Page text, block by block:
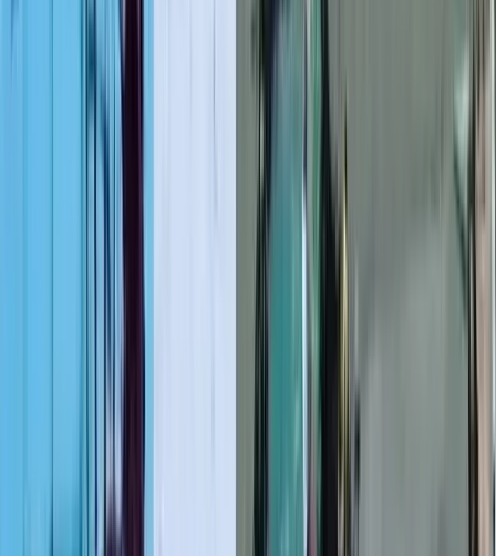
লাল ফিতা কেটে বাঁশের সাঁকো
উদ্বোধন!, উদ্বোধক শীর্ষস্থানীয়
বিএনপি নেতাকে নিয়ে উপহাস